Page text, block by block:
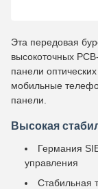
Эта передовая
высокоточных
панели
мобильные
панели.
Высокая
Германия
управления
Стабильная